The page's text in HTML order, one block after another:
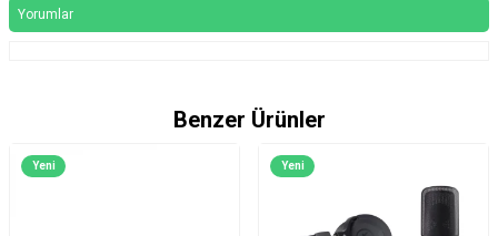
Yorumlar
Benzer Ürünler
Yeni Yeni